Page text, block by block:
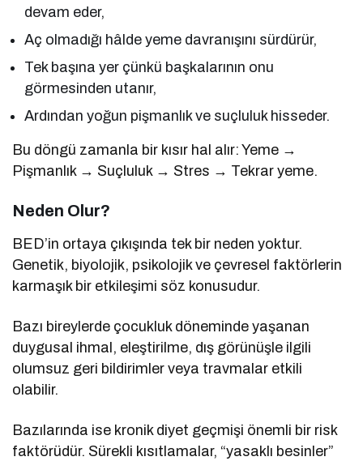
devam eder,
Aç olmadığı hâlde yeme davranışını sürdürür,
Tek başına yer çünkü başkalarının onu
görmesinden utanır,
Ardından yoğun pişmanlık ve suçluluk hisseder.
Bu döngü zamanla bir kısır hal alır: Yeme →
Pişmanlık → Suçluluk → Stres → Tekrar yeme.
Neden Olur?
BED’in ortaya çıkışında tek bir neden yoktur.
Genetik, biyolojik, psikolojik ve çevresel faktörlerin
karmaşık bir etkileşimi söz konusudur.
Bazı bireylerde çocukluk döneminde yaşanan
duygusal ihmal, eleştirilme, dış görünüşle ilgili
olumsuz geri bildirimler veya travmalar etkili
olabilir.
Bazılarında ise kronik diyet geçmişi önemli bir risk
faktörüdür. Sürekli kısıtlamalar, “yasaklı besinler”